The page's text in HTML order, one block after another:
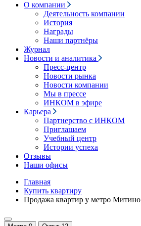
О компании
Деятельность компании
История
Награды
Наши партнёры
Журнал
Новости и аналитика
Пресс-центр
Новости рынка
Новости компании
Мы в прессе
ИНКОМ в эфире
Карьера
Партнерство с ИНКОМ
Приглашаем
Учебный центр
Истории успеха
Отзывы
Наши офисы
Главная
Купить квартиру
Продажа квартир у метро Митино